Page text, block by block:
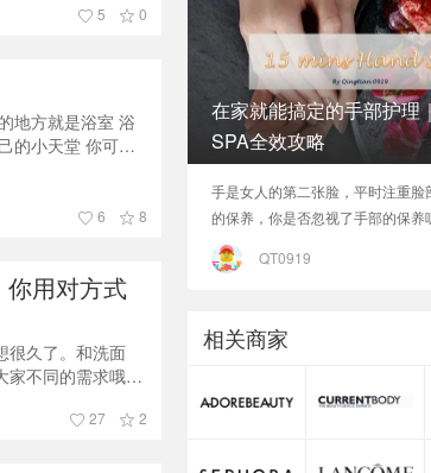
不错的，冰冰凉凉
5 0
地方就是浴室 浴
的小天堂 你可以
shampoo
列，融合25種花植
6 8
你用对方式
很久了。和洗面
家不同的需求哦。
一次看个爽！喜
护手霜功效分为
27 2
在家就能搞定的手部护理
SPA全效攻略
手是女人的第二张脸，平时注重脸
的保养，你是否忽视了手部的保养
今天和晴天一起来给双手做一次15
吧，在家就能轻松搞定！第一步：
QT0919
相关商家